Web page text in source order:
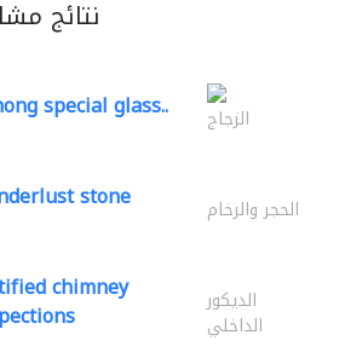
نتائج
special glass.. الزجاج
stone الحجر والرخام
chimney الديكور
الداخلي